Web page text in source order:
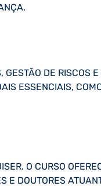
DE RISCOS E
ESSENCIAIS,
O CURSO
E DOUTORES